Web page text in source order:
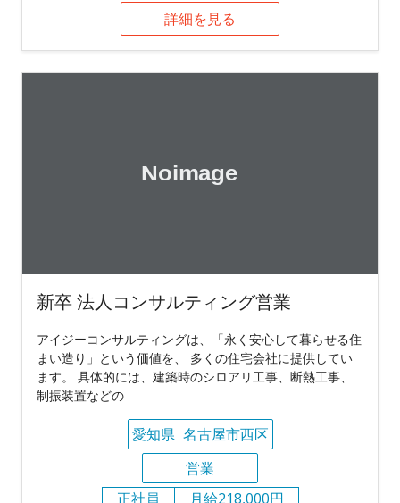
詳細を見る
新卒 法人コンサルティング営業
アイジーコンサルティングは、「永く安心して暮らせる住
まい造り」という価値を、 多くの住宅会社に提供してい
ます。 具体的には、建築時のシロアリ工事、断熱工事、
制振装置などの
愛知県 名古屋市西区
営業
正社員
月給218,000円